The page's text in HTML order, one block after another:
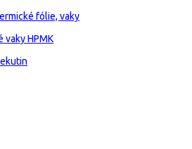
fólie, vaky
vaky HPMK